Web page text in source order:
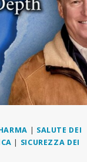
| SALUTE DEI
| SICUREZZA DEI